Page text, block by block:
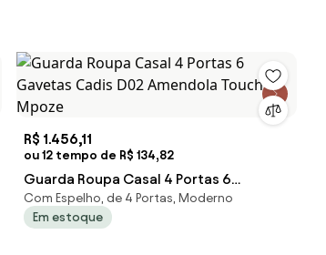
R$ 1.456,11
ou 12 tempo de R$ 134,82
Guarda Roupa Casal 4 Portas 6
Gavetas Cadis D02 Amendola Touch -
Mpoze
Com Espelho, de 4 Portas, Moderno
Em estoque